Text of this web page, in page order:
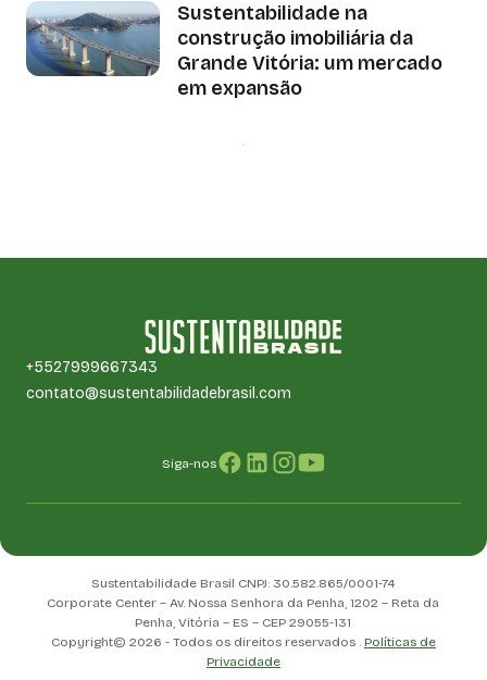
Sustentabilidade na
construção imobiliária da
Grande Vitória: um mercado
em expansão
+5527999667343
contato@sustentabilidadebrasil.com
Siga-nos
Sustentabilidade Brasil CNPJ: 30.582.865/0001-74
Corporate Center – Av. Nossa Senhora da Penha, 1202 – Reta da
Penha, Vitória – ES – CEP 29055-131
Copyright© 2026 - Todos os direitos reservados . Políticas de
Privacidade